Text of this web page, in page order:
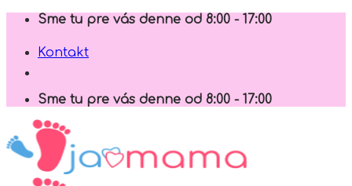
Skip
content
Sme tu pre vás denne od 8:00 - 17:00
Kontakt
Sme tu pre vás denne od 8:00 - 17:00